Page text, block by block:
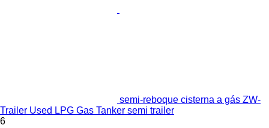
semi-reboque cisterna a gás ZW-
Trailer Used LPG Gas Tanker semi trailer
6